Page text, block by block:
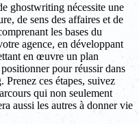
ghostwriting nécessite une
de sens des affaires et de
les bases du
agence, en développant
en œuvre un plan
pour réussir dans
ces étapes, suivez
qui non seulement
aussi les autres à donner vie